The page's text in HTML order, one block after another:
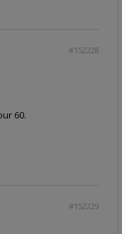
#152228
60.
#152229